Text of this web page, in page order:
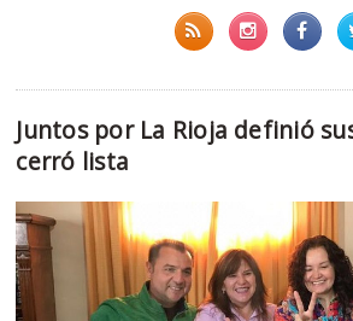
Juntos por La Rioja definió
cerró lista